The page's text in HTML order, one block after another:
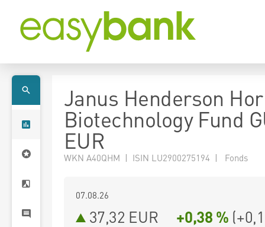
Janus Henderson
Biotechnology Fund
EUR
WKN A40QHM | ISIN LU2900275194 | Fonds
07.08.26
37,32 EUR +0,38 % (